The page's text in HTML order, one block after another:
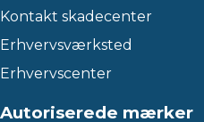
Kontakt skadecenter
Erhvervsværksted
Erhvervscenter
Autoriserede mærker